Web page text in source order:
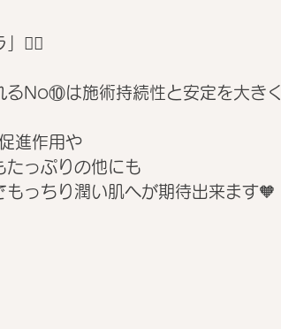
💆‍♀️
るNo⑩は施術持続性と安定を大きく
進作用や
たっぷりの他にも
っちり潤い肌へが期待出来ます🧡